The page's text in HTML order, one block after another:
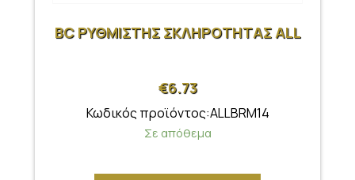
BC ΡΥΘΜΙΣΤΗΣ ΣΚΛΗΡΟΤΗΤΑΣ ALL
€6.73
Κωδικός προϊόντος:ALLBRM14
Σε απόθεμα